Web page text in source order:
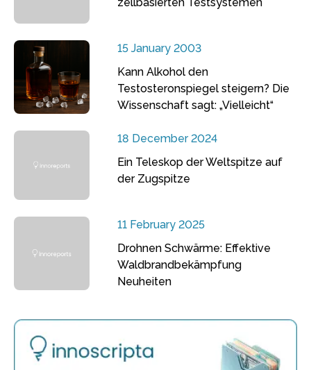
15 January 2003
Kann Alkohol den
Testosteronspiegel steigern? Die
Wissenschaft sagt: „Vielleicht“
18 December 2024
Ein Teleskop der Weltspitze auf
der Zugspitze
11 February 2025
Drohnen Schwärme: Effektive
Waldbrandbekämpfung
Neuheiten